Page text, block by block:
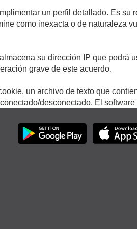
un perfil detallado. Es
como inexacta o de naturaleza
su dirección IP que podrá
grave de este acuerdo.
un archivo de texto que
desconectado. El